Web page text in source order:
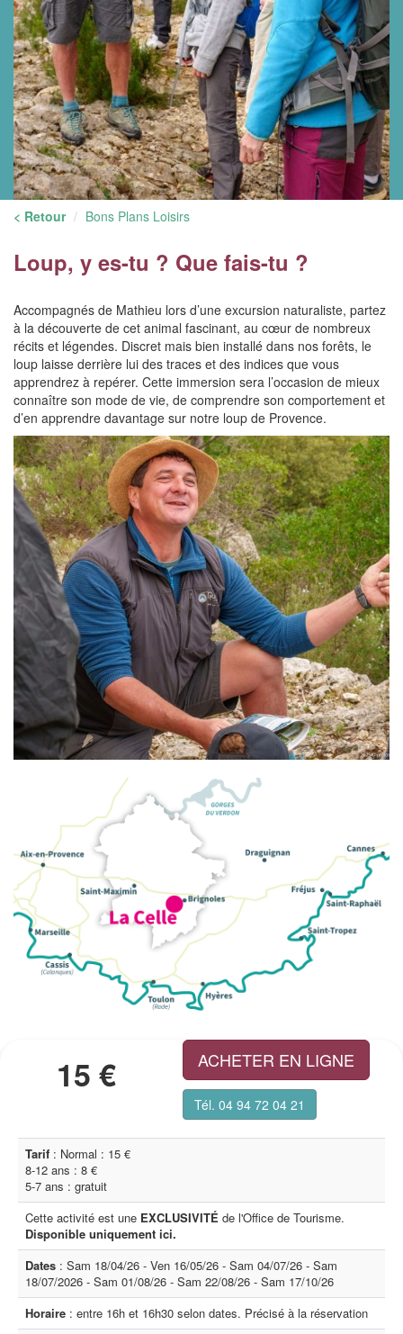
< Retour Bons Plans Loisirs
Loup, y es-tu ? Que fais-tu ?
Accompagnés de Mathieu lors d’une excursion naturaliste, partez
à la découverte de cet animal fascinant, au cœur de nombreux
récits et légendes. Discret mais bien installé dans nos forêts, le
loup laisse derrière lui des traces et des indices que vous
apprendrez à repérer. Cette immersion sera l’occasion de mieux
connaître son mode de vie, de comprendre son comportement et
d’en apprendre davantage sur notre loup de Provence.
15 € ACHETER EN LIGNE
Tél. 04 94 72 04 21
Tarif : Normal : 15 €
8-12 ans : 8 €
5-7 ans : gratuit
Cette activité est une EXCLUSIVITÉ de l'Office de Tourisme.
Disponible uniquement ici.
Dates : Sam 18/04/26 - Ven 16/05/26 - Sam 04/07/26 - Sam
18/07/2026 - Sam 01/08/26 - Sam 22/08/26 - Sam 17/10/26
Horaire : entre 16h et 16h30 selon dates. Précisé à la réservation